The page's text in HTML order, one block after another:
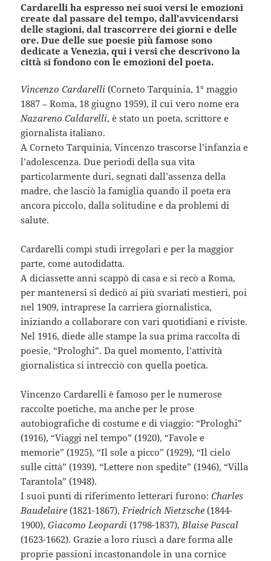
Cardarelli ha espresso nei suoi versi le emozioni
create dal passare del tempo, dall’avvicendarsi
delle stagioni, dal trascorrere dei giorni e delle
ore. Due delle sue poesie più famose sono
dedicate a Venezia, qui i versi che descrivono la
città si fondono con le emozioni del poeta.
Vincenzo Cardarelli (Corneto Tarquinia, 1° maggio
1887 – Roma, 18 giugno 1959), il cui vero nome era
Nazareno Caldarelli, è stato un poeta, scrittore e
giornalista italiano.
A Corneto Tarquinia, Vincenzo trascorse l’infanzia e
l’adolescenza. Due periodi della sua vita
particolarmente duri, segnati dall’assenza della
madre, che lasciò la famiglia quando il poeta era
ancora piccolo, dalla solitudine e da problemi di
salute.
Cardarelli compì studi irregolari e per la maggior
parte, come autodidatta.
A diciassette anni scappò di casa e si recò a Roma,
per mantenersi si dedicò ai più svariati mestieri, poi
nel 1909, intraprese la carriera giornalistica,
iniziando a collaborare con vari quotidiani e riviste.
Nel 1916, diede alle stampe la sua prima raccolta di
poesie, “Prologhi”. Da quel momento, l’attività
giornalistica si intrecciò con quella poetica.
Vincenzo Cardarelli è famoso per le numerose
raccolte poetiche, ma anche per le prose
autobiografiche di costume e di viaggio: “Prologhi”
(1916), “Viaggi nel tempo” (1920), “Favole e
memorie” (1925), “Il sole a picco” (1929), “Il cielo
sulle città” (1939), “Lettere non spedite” (1946), “Villa
Tarantola” (1948).
I suoi punti di riferimento letterari furono:Charles
Baudelaire(1821-1867), Friedrich Nietzsche (1844-
1900),Giacomo Leopardi (1798-1837), Blaise Pascal
(1623-1662). Grazie a loro riuscì a dare forma alle
proprie passioni incastonandole in una cornice